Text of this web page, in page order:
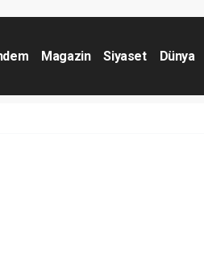
Magazin Siyaset Dünya